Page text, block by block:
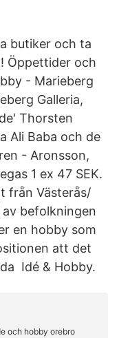
butiker och ta
Öppettider och
- Marieberg
Galleria,
Thorsten
Ali Baba och de
- Aronsson,
1 ex 47 SEK.
från Västerås/
befolkningen
en hobby som
att det
Idé & Hobby.